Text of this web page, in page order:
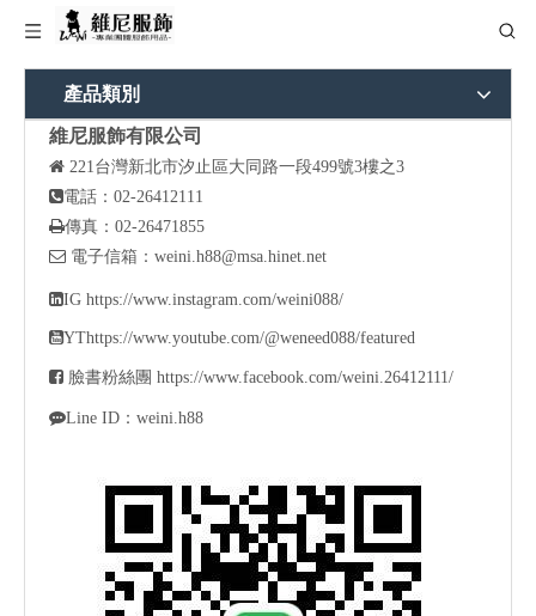
產品類別
維尼服飾有限公司
 221台灣新北市汐止區大同路一段499號3樓之3
電話：02-26412111
傳真：02-26471855
 電子信箱： weini.h88@msa.hinet.net
IG https://www.instagram.com/weini088/
YThttps://www.youtube.com/@weneed088/featured
 臉書粉絲團 https://www.facebook.com/weini.26412111/
Line ID：weini.h88